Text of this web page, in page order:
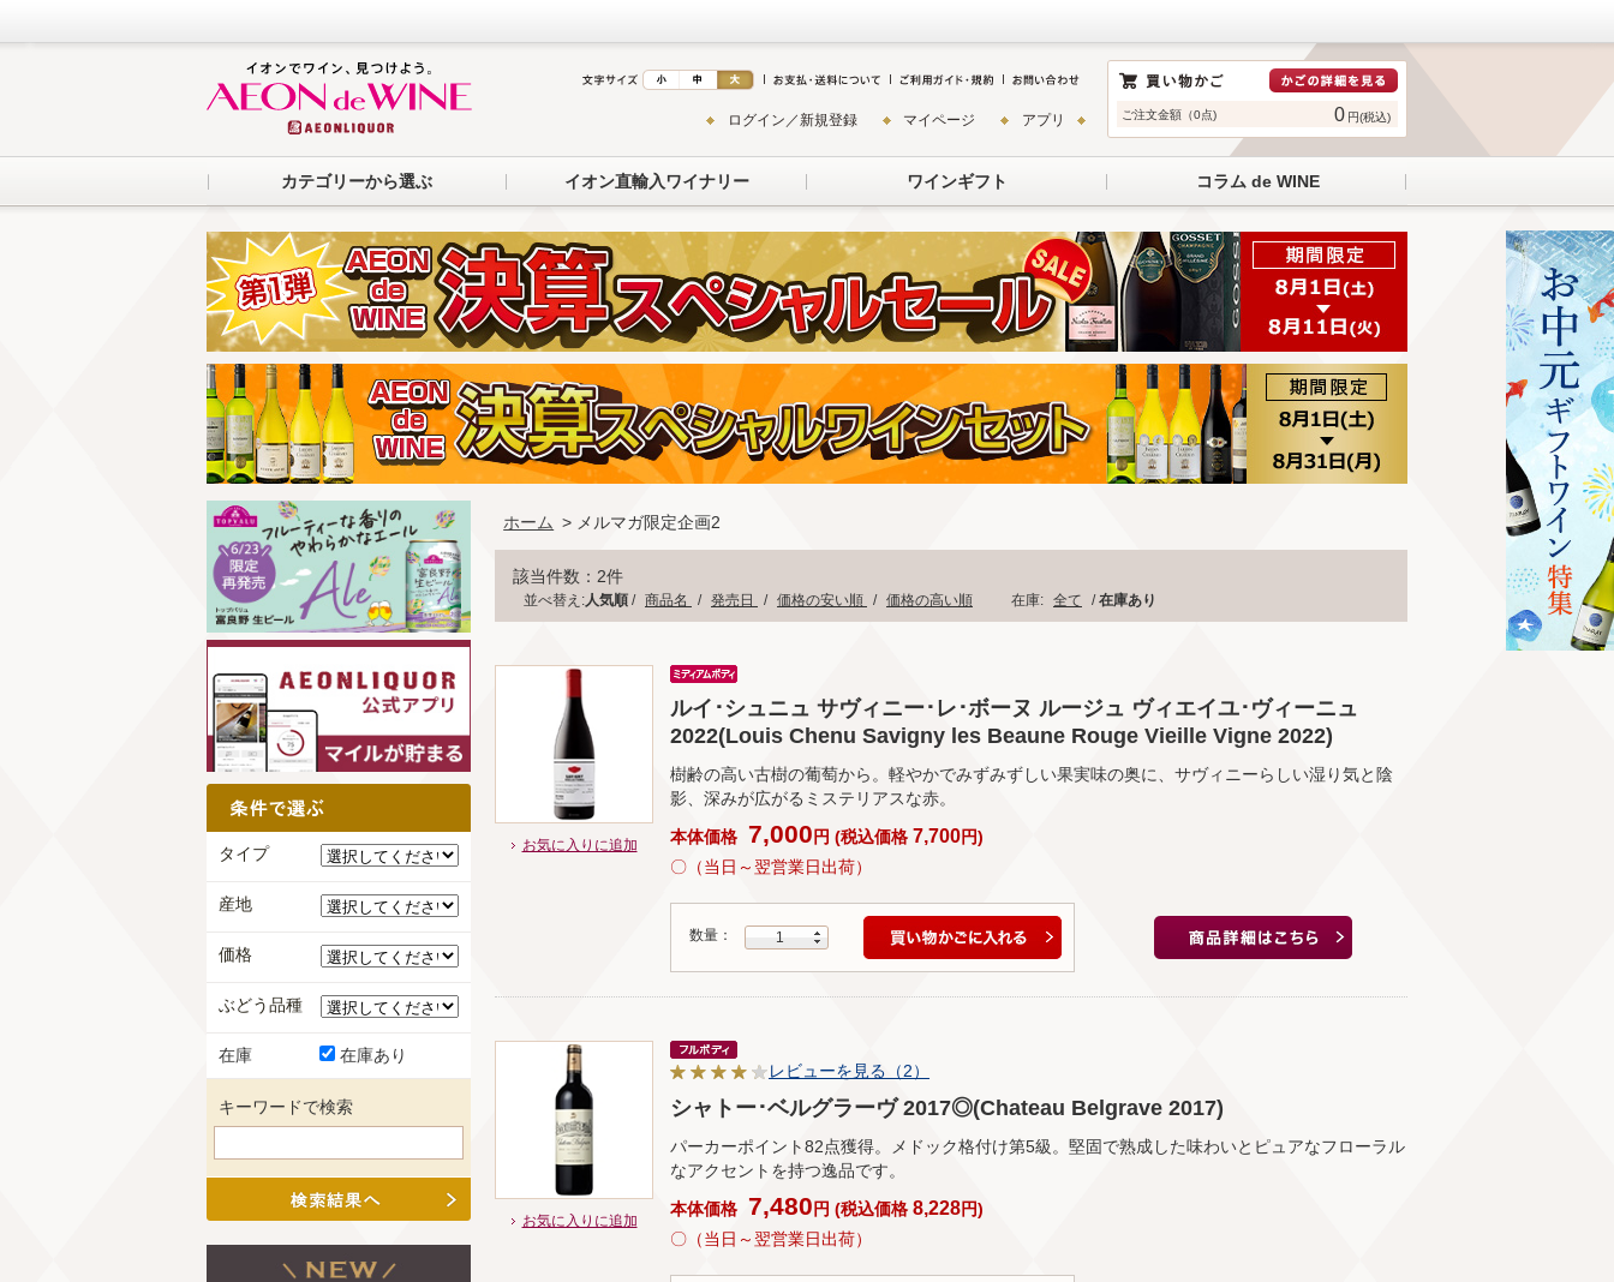
ご注文金額（0点) 0 円(税込)
ログイン／新規登録 マイページ アプリ
カテゴリーから選ぶ イオン直輸入ワイナリー ワインギフト コラム de WINE
ホーム > メルマガ限定企画2
該当件数：2件
並べ替え:人気順 / 商品名 / 発売日 / 価格の安い順 / 価格の高い順 在庫: 全て /在庫あり
お気に入りに追加
ルイ･シュニュ サヴィニー･レ･ボーヌ ルージュ ヴィエイユ･ヴィーニュ
2022(Louis Chenu Savigny les Beaune Rouge Vieille Vigne 2022)
樹齢の高い古樹の葡萄から。軽やかでみずみずしい果実味の奥に、サヴィニーらしい湿り気と陰
影、深みが広がるミステリアスな赤。
本体価格
7,000 円 (税込価格 7,700円)
〇（当日～翌営業日出荷）
数量： 1
お気に入りに追加
レビューを見る（2）
シャトー･ベルグラーヴ 2017◎(Chateau Belgrave 2017)
パーカーポイント82点獲得。メドック格付け第5級。堅固で熟成した味わいとピュアなフローラル
なアクセントを持つ逸品です。
本体価格 7,480 円 (税込価格 8,228円)
〇（当日～翌営業日出荷）
タイプ
産地
価格
ぶどう品種
在庫 在庫あり
キーワードで検索